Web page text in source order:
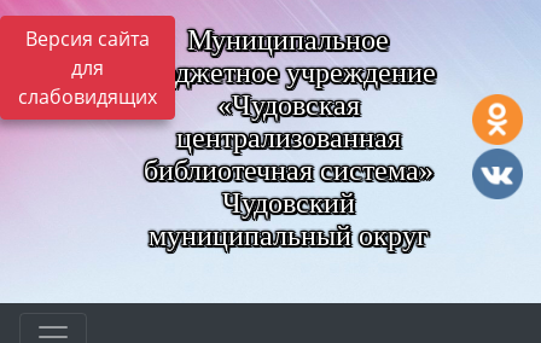
Версия сайта
для
слабовидящих
Муниципальное
бюджетное учреждение
«Чудовская
централизованная
библиотечная система»
Чудовский
муниципальный округ